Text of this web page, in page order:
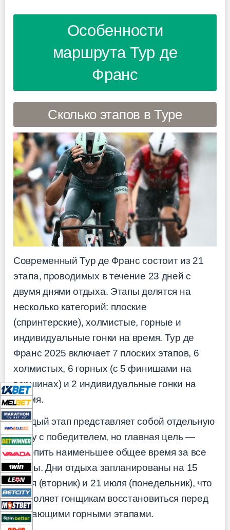
Особенности
маршрута Тур де
Франс
Сколько этапов в Туре
Современный Тур де Франс состоит из 21
этапа, проводимых в течение 23 дней с
двумя днями отдыха. Этапы делятся на
несколько категорий: плоские
(спринтерские), холмистые, горные и
индивидуальные гонки на время. Тур де
Франс 2025 включает 7 плоских этапов, 6
холмистых, 6 горных (с 5 финишами на
вершинах) и 2 индивидуальные гонки на
время.
Каждый этап представляет собой отдельную
гонку с победителем, но главная цель —
накопить наименьшее общее время за все
этапы. Дни отдыха запланированы на 15
июля (вторник) и 21 июля (понедельник), что
позволяет гонщикам восстановиться перед
решающими горными этапами.